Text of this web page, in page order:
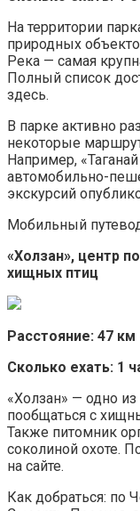
На территории
природных
Река — самая
Полный список
здесь.
В парке активно
некоторые
Например,
автомобильно-
экскурсий
Мобильный
«Холзан», центр
хищных птиц
Расстояние: 47 км
Сколько ехать: 1
«Холзан» — одно
пообщаться с
Также питомник
соколиной охоте.
на сайте.
Как добраться: по